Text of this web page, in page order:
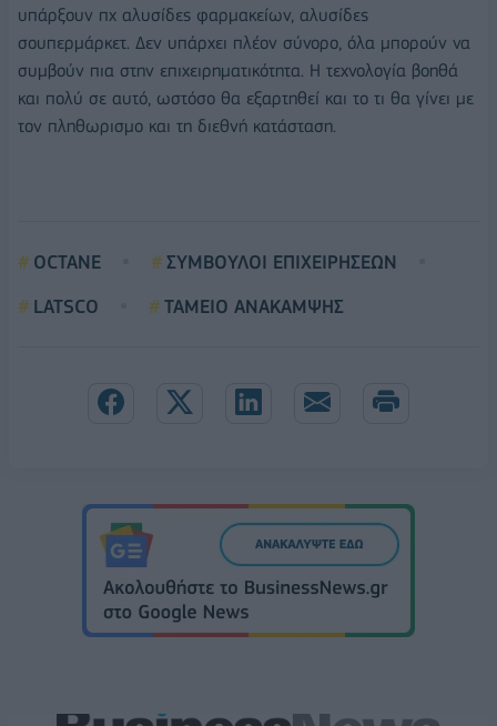
υπάρξουν πχ αλυσίδες φαρμακείων, αλυσίδες
σουπερμάρκετ. Δεν υπάρχει πλέον σύνορο, όλα μπορούν να
συμβούν πια στην επιχειρηματικότητα. Η τεχνολογία βοηθά
και πολύ σε αυτό, ωστόσο θα εξαρτηθεί και το τι θα γίνει με
τον πληθωρισμο και τη διεθνή κατάσταση.
OCTANE
ΣΥΜΒΟΥΛΟΙ ΕΠΙΧΕΙΡΗΣΕΩΝ
LATSCO
ΤΑΜΕΙΟ ΑΝΑΚΑΜΨΗΣ